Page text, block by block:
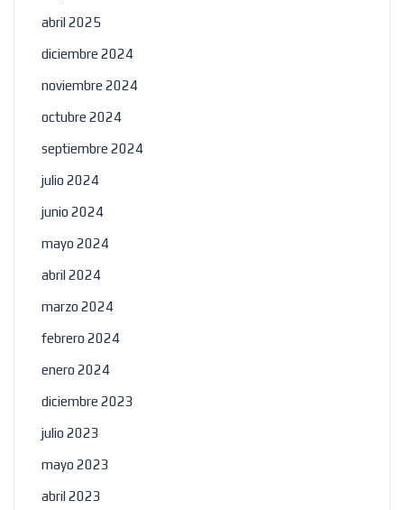
abril 2025
diciembre 2024
noviembre 2024
octubre 2024
septiembre 2024
julio 2024
junio 2024
mayo 2024
abril 2024
marzo 2024
febrero 2024
enero 2024
diciembre 2023
julio 2023
mayo 2023
abril 2023